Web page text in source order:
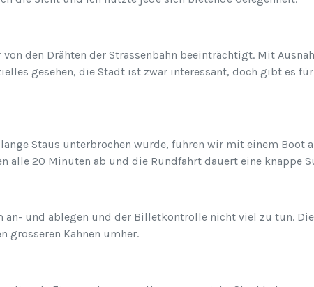
den Drähten der Strassenbahn beeinträchtigt. Mit
gesehen, die Stadt ist zwar interessant, doch gibt es
Staus unterbrochen wurde, fuhren wir mit einem Boot
alle 20 Minuten ab und die Rundfahrt dauert eine knappe
an- und ablegen und der Billetkontrolle nicht viel zu tun.
grösseren Kähnen umher.